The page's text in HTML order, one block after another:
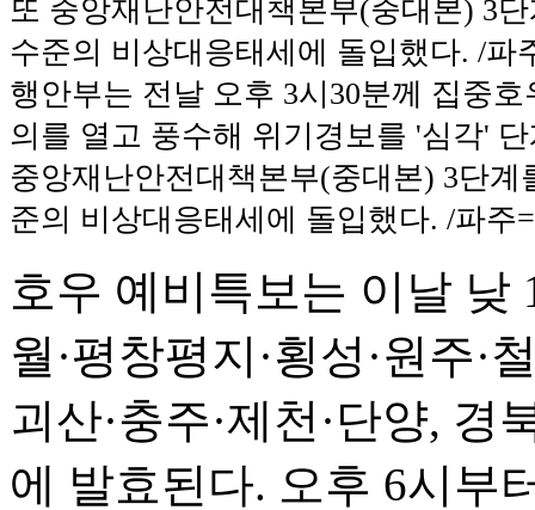
행안부는 전날 오후 3시30분께 집중
의를 열고 풍수해 위기경보를 '심각'
중앙재난안전대책본부(중대본) 3단계
준의 비상대응태세에 돌입했다. /파주
호우 예비특보는 이날 낮
월·평창평지·횡성·원주·
괴산·충주·제천·단양,
에 발효된다. 오후 6시부